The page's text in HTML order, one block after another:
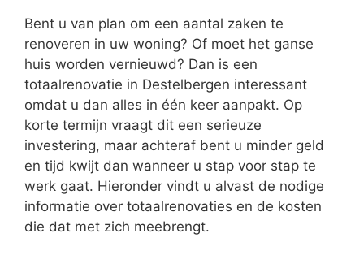
Bent u van plan om een aantal zaken te
renoveren in uw woning? Of moet het ganse
huis worden vernieuwd? Dan is een
totaalrenovatie in Destelbergen interessant
omdat u dan alles in één keer aanpakt. Op
korte termijn vraagt dit een serieuze
investering, maar achteraf bent u minder geld
en tijd kwijt dan wanneer u stap voor stap te
werk gaat. Hieronder vindt u alvast de nodige
informatie over totaalrenovaties en de kosten
die dat met zich meebrengt.